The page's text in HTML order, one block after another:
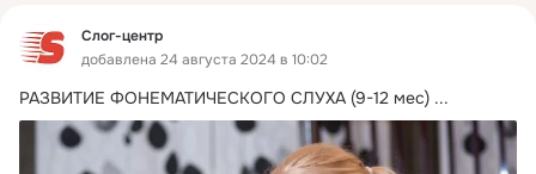
Слог-центр
добавлена 24 августа 2024 в 10:02
РАЗВИТИЕ ФОНЕМАТИЧЕСКОГО СЛУХА (9-12 мес) ...